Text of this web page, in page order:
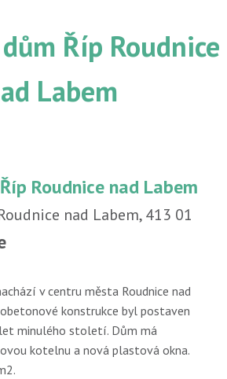
Říp Roudnice
Labem
Roudnice nad Labem
nad Labem, 413 01
v centru města Roudnice nad
konstrukce byl postaven
minulého století. Dům má
kotelnu a nová plastová okna.